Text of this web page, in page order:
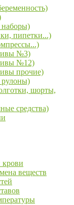
наборы)
пипетки...)
№3)
№12)
прочие)
рулоны)
шорты,
средства)
крови
веществ